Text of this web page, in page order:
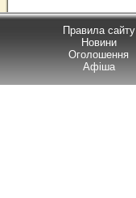
Правила сайту
Новини
Оголошення
Афіша